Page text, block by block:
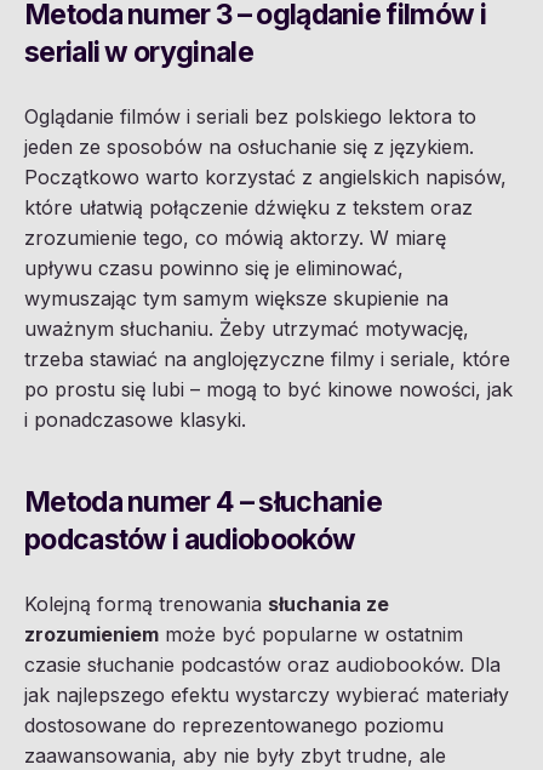
Metoda numer 3 – oglądanie filmów i
seriali w oryginale
Oglądanie filmów i seriali bez polskiego lektora to
jeden ze sposobów na osłuchanie się z językiem.
Początkowo warto korzystać z angielskich napisów,
które ułatwią połączenie dźwięku z tekstem oraz
zrozumienie tego, co mówią aktorzy. W miarę
upływu czasu powinno się je eliminować,
wymuszając tym samym większe skupienie na
uważnym słuchaniu. Żeby utrzymać motywację,
trzeba stawiać na anglojęzyczne filmy i seriale, które
po prostu się lubi – mogą to być kinowe nowości, jak
i ponadczasowe klasyki.
Metoda numer 4 – słuchanie
podcastów i audiobooków
Kolejną formą trenowania słuchania ze
zrozumieniem może być popularne w ostatnim
czasie słuchanie podcastów oraz audiobooków. Dla
jak najlepszego efektu wystarczy wybierać materiały
dostosowane do reprezentowanego poziomu
zaawansowania, aby nie były zbyt trudne, ale